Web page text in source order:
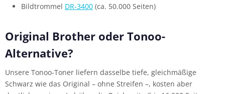
Bildtrommel DR-3400 (ca. 50.000 Seiten)
Original Brother oder Tonoo-
Alternative?
Unsere Tonoo-Toner liefern dasselbe tiefe, gleichmäßige
Schwarz wie das Original – ohne Streifen –, kosten aber